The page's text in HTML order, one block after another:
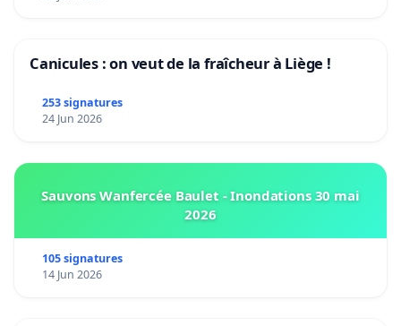
Canicules : on veut de la fraîcheur à Liège !
253 signatures
24 Jun 2026
Sauvons Wanfercée Baulet - Inondations 30 mai
2026
105 signatures
14 Jun 2026